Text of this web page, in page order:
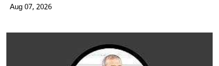
Aug 07, 2026